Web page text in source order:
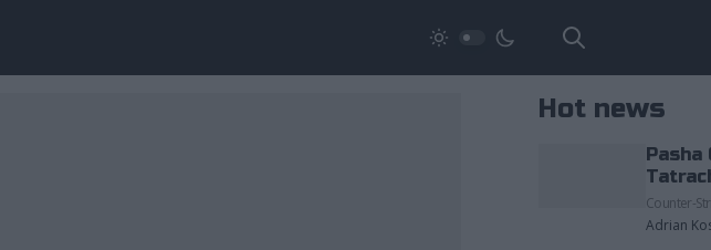
Hot news
Pasha
Counter-
Adrian